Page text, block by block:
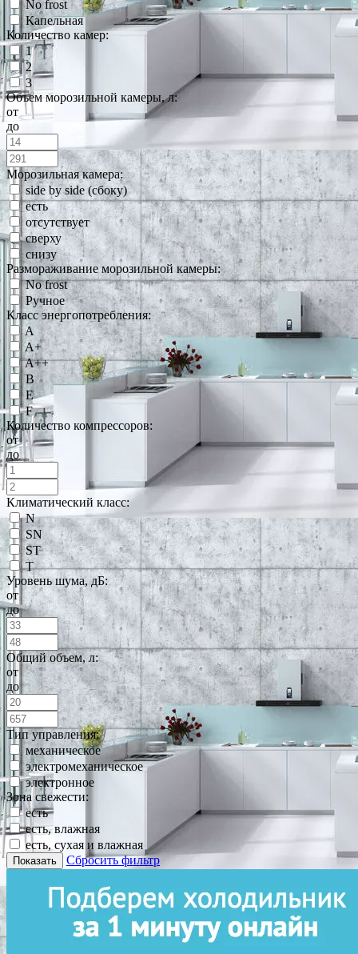
No frost
Капельная
Количество камер:
1
2
3
Объем морозильной камеры, л:
от
до
Морозильная камера:
side by side (сбоку)
есть
отсутствует
сверху
снизу
Размораживание морозильной камеры:
No frost
Ручное
Класс энергопотребления:
A
A+
A++
B
E
F
Количество компрессоров:
от
до
Климатический класс:
N
SN
ST
T
Уровень шума, дБ:
от
до
Общий объем, л:
от
до
Тип управления:
механическое
электромеханическое
электронное
Зона свежести:
есть
есть, влажная
есть, сухая и влажная
Показать Сбросить фильтр